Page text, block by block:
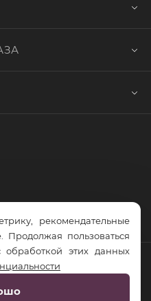
защищены
рекомендательные
пользоваться
обработкой этих данных